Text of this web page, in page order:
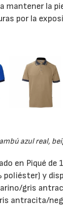
mantener la
por la
azul real,
en Piqué de
poliéster) y
gris
antracita/